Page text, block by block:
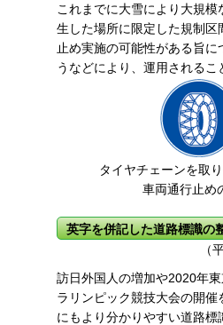
これまでに大雪により大規模
生した場所に限定した規制区
止め実施の可能性がある旨
うなどにより、運用されるこ
タイヤチェーンを取
車両通行止め
英字を併記した道路標識の
（
訪日外国人の増加や2020年
ラリンピック競技大会の開催
にもより分かりやすい道路標